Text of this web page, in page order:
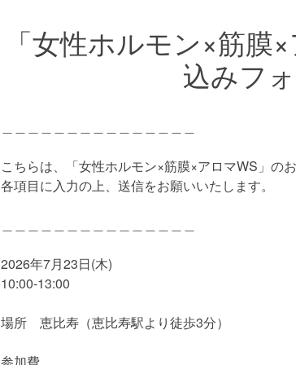
「女性ホルモン×筋膜
込みフ
こちらは、「女性ホルモン×筋膜×アロマWS」の
各項目に入力の上、送信をお願いいたします。
2026年7月23日(木)
10:00-13:00
場所 恵比寿（恵比寿駅より徒歩3分）